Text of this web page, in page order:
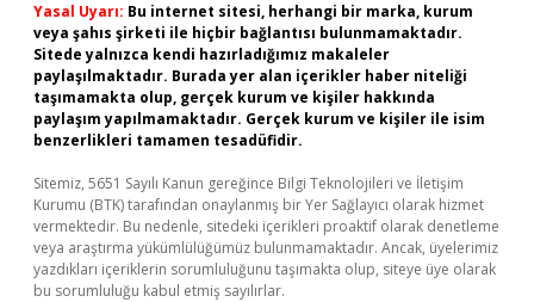
Yasal Uyarı: Bu internet sitesi, herhangi bir marka, kurum
veya şahıs şirketi ile hiçbir bağlantısı bulunmamaktadır.
Sitede yalnızca kendi hazırladığımız makaleler
paylaşılmaktadır. Burada yer alan içerikler haber niteliği
taşımamakta olup, gerçek kurum ve kişiler hakkında
paylaşım yapılmamaktadır. Gerçek kurum ve kişiler ile isim
benzerlikleri tamamen tesadüfidir.
Sitemiz, 5651 Sayılı Kanun gereğince Bilgi Teknolojileri ve İletişim
Kurumu (BTK) tarafından onaylanmış bir Yer Sağlayıcı olarak hizmet
vermektedir. Bu nedenle, sitedeki içerikleri proaktif olarak denetleme
veya araştırma yükümlülüğümüz bulunmamaktadır. Ancak, üyelerimiz
yazdıkları içeriklerin sorumluluğunu taşımakta olup, siteye üye olarak
bu sorumluluğu kabul etmiş sayılırlar.